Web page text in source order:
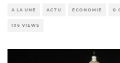
A LA UNE ACTU ECONOMIE 0
196 VIEWS